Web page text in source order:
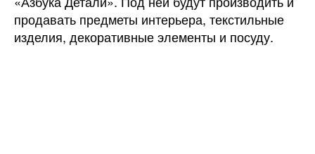
дома
продавать предметы интерьера, текстильные
изделия, декоративные элементы и посуду.